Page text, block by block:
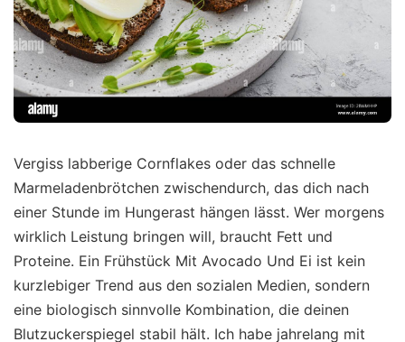
Vergiss labberige Cornflakes oder das schnelle
Marmeladenbrötchen zwischendurch, das dich nach
einer Stunde im Hungerast hängen lässt. Wer morgens
wirklich Leistung bringen will, braucht Fett und
Proteine. Ein Frühstück Mit Avocado Und Ei ist kein
kurzlebiger Trend aus den sozialen Medien, sondern
eine biologisch sinnvolle Kombination, die deinen
Blutzuckerspiegel stabil hält. Ich habe jahrelang mit